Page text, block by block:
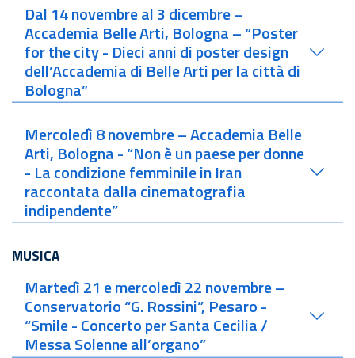
Dal 14 novembre al 3 dicembre –
Accademia Belle Arti, Bologna – “Poster
for the city - Dieci anni di poster design
dell’Accademia di Belle Arti per la città di
Bologna”
Mercoledì 8 novembre – Accademia Belle
Arti, Bologna - “Non è un paese per donne
- La condizione femminile in Iran
raccontata dalla cinematografia
indipendente”
MUSICA
Martedì 21 e mercoledì 22 novembre –
Conservatorio “G. Rossini”, Pesaro -
“Smile - Concerto per Santa Cecilia /
Messa Solenne all’organo”